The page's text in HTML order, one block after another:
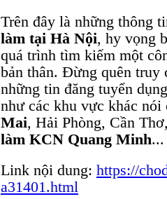
Trên đây là những thông
làm tại Hà Nội, hy vọng
quá trình tìm kiếm một
bản thân. Đừng quên truy
những tin đăng tuyển
như các khu vực khác
Mai, Hải Phòng, Cần
làm KCN Quang Minh...
Link nội dung: https://
a31401.html